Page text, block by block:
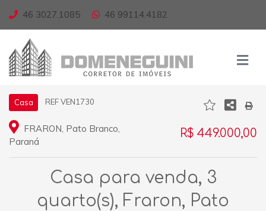
46 3027.1085 46 99114.4182
Casa REF VEN1730
FRARON, Pato Branco,
Paraná
R$ 449.000,00
Casa para venda, 3
quarto(s), Fraron, Pato